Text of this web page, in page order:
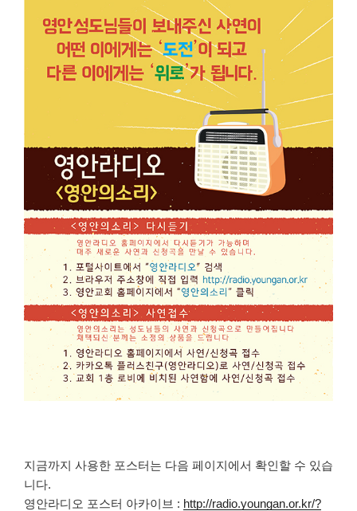
지금까지 사용한 포스터는 다음 페이지에서 확인할 수 있습
니다.
영안라디오 포스터 아카이브 : http://radio.youngan.or.kr/?